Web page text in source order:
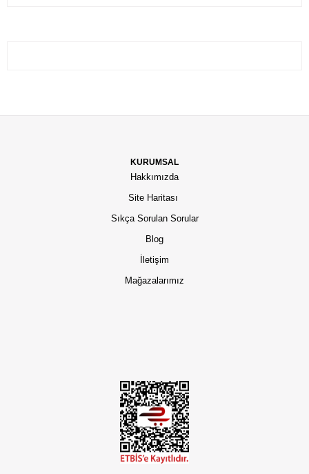
KURUMSAL
Hakkımızda
Site Haritası
Sıkça Sorulan Sorular
Blog
İletişim
Mağazalarımız